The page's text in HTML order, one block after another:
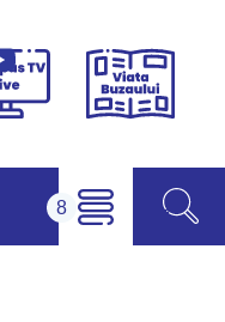
Campus
Viața